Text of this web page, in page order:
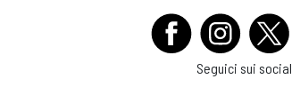
Seguici sui social